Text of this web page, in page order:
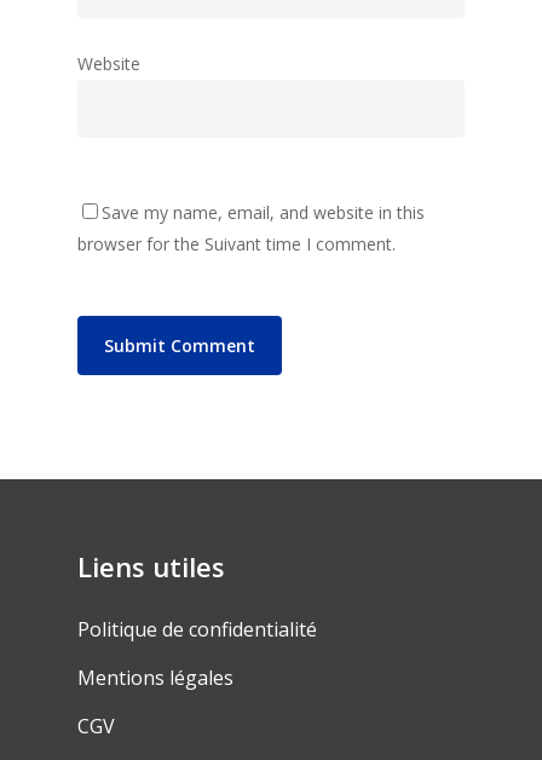
Website
Save my name, email, and website in this
browser for the Suivant time I comment.
Liens utiles
Politique de confidentialité
Mentions légales
CGV